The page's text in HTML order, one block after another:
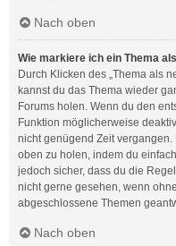
Nach oben
Wie markiere ich ein Thema
Durch Klicken des „Thema als
kannst du das Thema wieder
Forums holen. Wenn du den
Funktion möglicherweise
nicht genügend Zeit
oben zu holen, indem du
jedoch sicher, dass du die
nicht gerne gesehen, wenn
abgeschlossene Themen
Nach oben